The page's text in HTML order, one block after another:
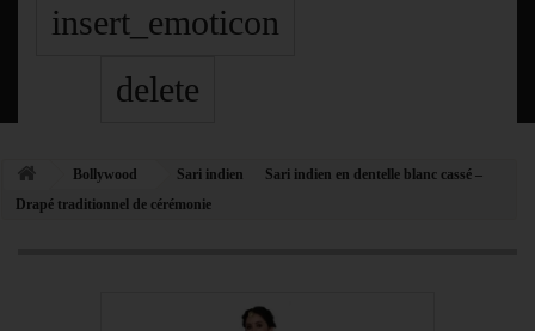
insert_emoticon
delete
Bollywood Sari indien
Sari indien en dentelle blanc cassé –
Drapé traditionnel de cérémonie